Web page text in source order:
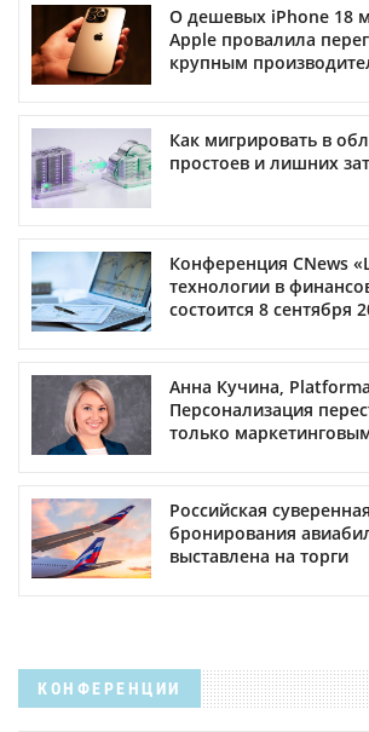
О дешевых iPhone 18
Apple провалила
крупным
Как мигрировать в
простоев и лишних
Конференция CNews
технологии в
состоится 8 сентября
Анна Кучина,
Персонализация
только
Российская
бронирования
выставлена на торги
КОНФЕРЕНЦИИ